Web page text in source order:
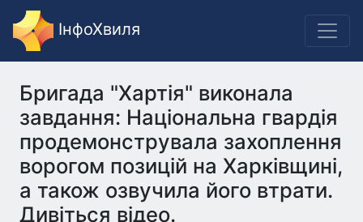
ІнфоХвиля
Бригада "Хартія" виконала
завдання: Національна гвардія
продемонструвала захоплення
ворогом позицій на Харківщині,
а також озвучила його втрати.
Дивіться відео.